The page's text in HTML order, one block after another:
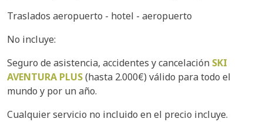
Traslados aeropuerto - hotel - aeropuerto
No incluye:
Seguro de asistencia, accidentes y cancelación SKI
AVENTURA PLUS(hasta 2.000€) válido para todo el
mundo y por un año.
Cualquier servicio no incluido en el precio incluye.